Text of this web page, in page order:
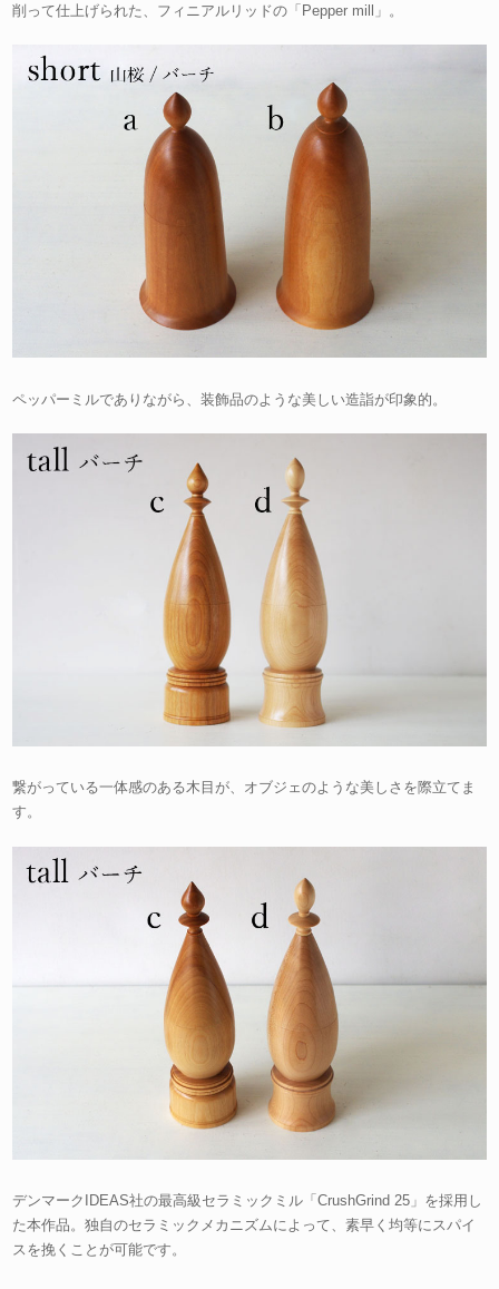
削って仕上げられた、フィニアルリッドの「Pepper mill」。
ペッパーミルでありながら、装飾品のような美しい造詣が印象的。
繋がっている一体感のある木目が、オブジェのような美しさを際立てま
す。
デンマークIDEAS社の最高級セラミックミル「CrushGrind 25」を採用し
た本作品。独自のセラミックメカニズムによって、素早く均等にスパイ
スを挽くことが可能です。